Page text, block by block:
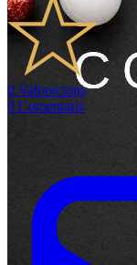
0 Valoracions
0 Comentaris